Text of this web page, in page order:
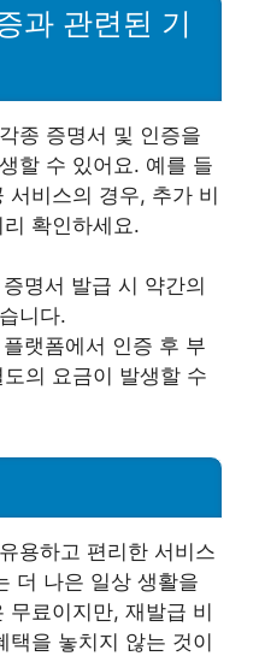
과 관련된 기
종 증명서 및 인증을
할 수 있어요. 예를 들
서비스의 경우, 추가 비
확인하세요.
명서 발급 시 약간의
니다.
랫폼에서 인증 후 부
의 요금이 발생할 수
용하고 편리한 서비스
더 나은 일상 생활을
무료이지만, 재발급 비
택을 놓치지 않는 것이